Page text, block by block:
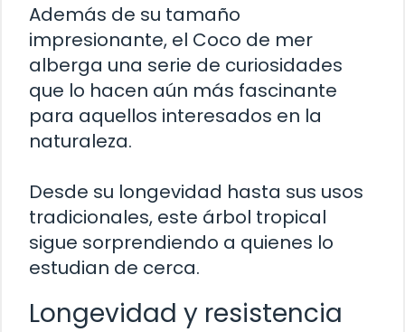
Además de su tamaño
impresionante, el Coco de mer
alberga una serie de curiosidades
que lo hacen aún más fascinante
para aquellos interesados en la
naturaleza.
Desde su longevidad hasta sus usos
tradicionales, este árbol tropical
sigue sorprendiendo a quienes lo
estudian de cerca.
Longevidad y resistencia